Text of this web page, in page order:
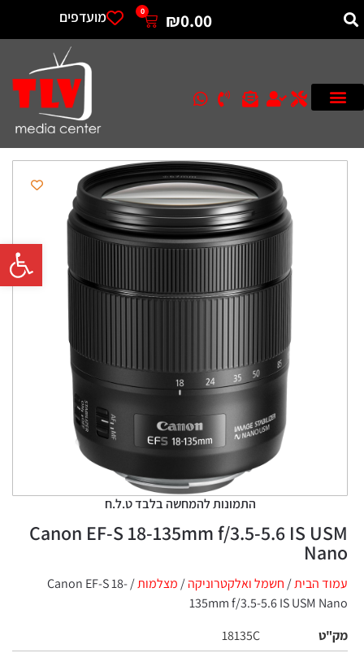
פתח
₪0.00
0 מועדפים
התמונות להמחשה בלבד ט.ל.ח
Canon EF-S 18-135mm f/3.5-5.6 IS USM
Nano
עמוד הבית/חשמל ואלקטרוניקה/מצלמות‏ / Canon EF-S 18-
135mm f/3.5-5.6 IS USM Nano
מק"ט
18135C